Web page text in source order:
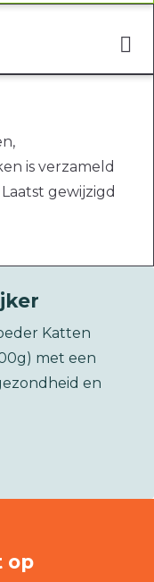
is verzameld
Laatst gewijzigd
Katten
met een
en
op